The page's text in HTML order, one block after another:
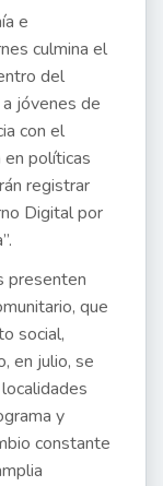
e
culmina el
del
jóvenes de
con el
políticas
registrar
Digital por
presenten
que
social,
en julio, se
y
constante